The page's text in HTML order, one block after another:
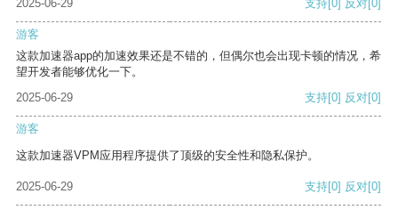
2025-06-29 支持[0] 反对[0]
游客
这款加速器app的加速效果还是不错的，但偶尔也会出现卡顿的情况，希
望开发者能够优化一下。
2025-06-29
支持[0] 反对[0]
游客
这款加速器VPM应用程序提供了顶级的安全性和隐私保护。
2025-06-29 支持[0] 反对[0]